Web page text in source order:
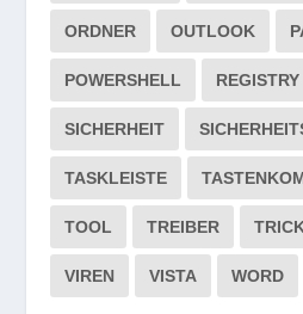
ORDNER OUTLOOK
POWERSHELL REGISTRY
SICHERHEIT
TASKLEISTE
TOOL TREIBER
VIREN VISTA WORD